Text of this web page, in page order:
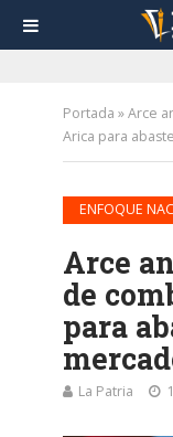
Portada »Arce
Arica para
ENFOQUE
Arce
de
para
La Patria